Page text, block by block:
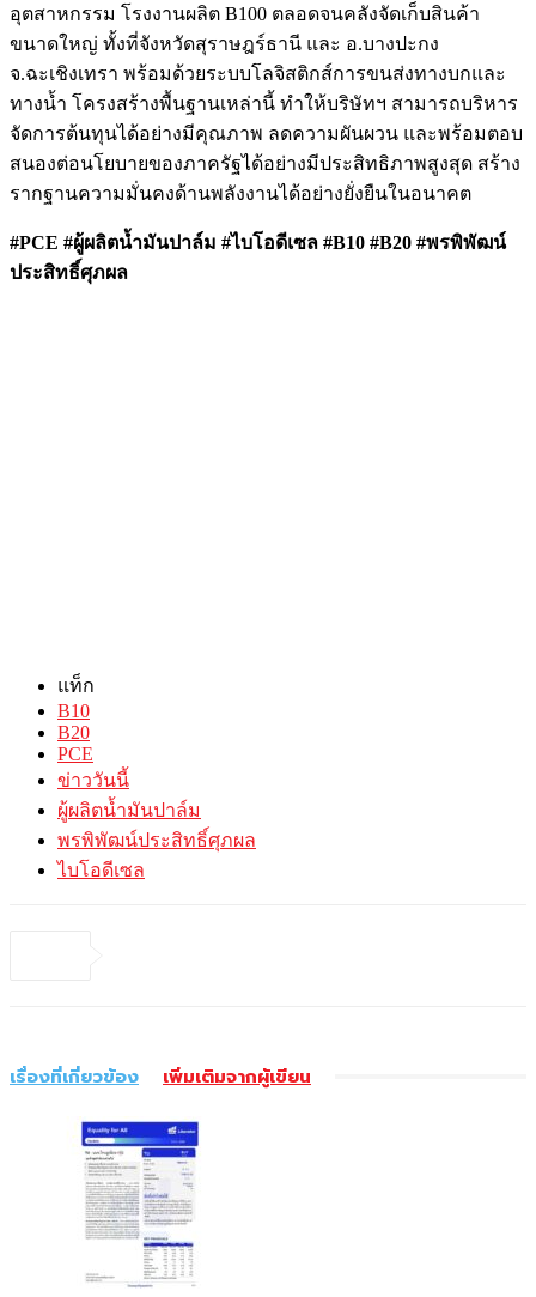
อุตสาหกรรม โรงงานผลิต B100 ตลอดจนคลังจัดเก็บสินค้า
ขนาดใหญ่ ทั้งที่จังหวัดสุราษฎร์ธานี และ อ.บางปะกง
จ.ฉะเชิงเทรา พร้อมด้วยระบบโลจิสติกส์การขนส่งทางบกและ
ทางน้ำ โครงสร้างพื้นฐานเหล่านี้ ทำให้บริษัทฯ สามารถบริหาร
จัดการต้นทุนได้อย่างมีคุณภาพ ลดความผันผวน และพร้อมตอบ
สนองต่อนโยบายของภาครัฐได้อย่างมีประสิทธิภาพสูงสุด สร้าง
รากฐานความมั่นคงด้านพลังงานได้อย่างยั่งยืนในอนาคต
#PCE #ผู้ผลิตน้ำมันปาล์ม #ไบโอดีเซล #B10 #B20 #พรพิพัฒน์
ประสิทธิ์ศุภผล
แท็ก
B10
B20
PCE
ข่าววันนี้
ผู้ผลิตน้ำมันปาล์ม
พรพิพัฒน์ประสิทธิ์ศุภผล
ไบโอดีเซล
เรื่องที่เกี่ยวข้อง เพิ่มเติมจากผู้เขียน